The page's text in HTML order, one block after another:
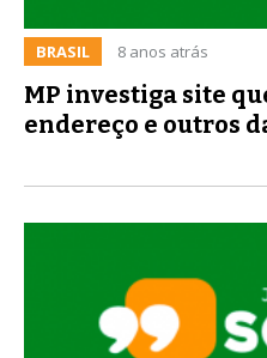
BRASIL 8 anos atrás
MP investiga site
endereço e outros